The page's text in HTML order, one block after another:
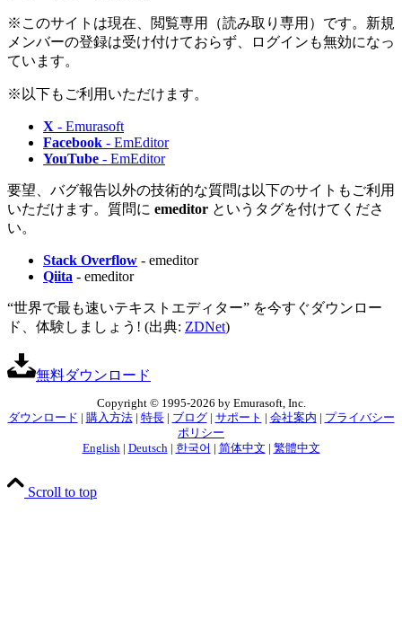
※このサイトは現在、閲覧専用（読み取り専用）です。新規
メンバーの登録は受け付けておらず、ログインも無効になっ
ています。
※以下もご利用いただけます。
X - Emurasoft
Facebook - EmEditor
YouTube - EmEditor
要望、バグ報告以外の技術的な質問は以下のサイトもご利用
いただけます。質問に emeditor というタグを付けてくださ
い。
Stack Overflow - emeditor
Qiita - emeditor
“世界で最も速いテキストエディター” を今すぐダウンロー
ド、体験しましょう! (出典: ZDNet)
無料ダウンロード
Copyright © 1995-2026 by Emurasoft, Inc.
ダウンロード
購入方法| 特長| ブログ| サポート 会社案内
プライバシー
ポリシー
English| Deutsch| 한국어 简体中文 繁體中文
Scroll to top